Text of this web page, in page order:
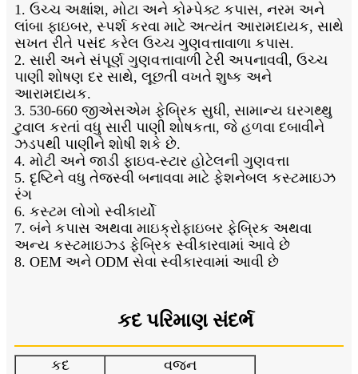
1. ઉચ્ચ અક્ષાંશ, મોટા અને કોમ્પેક્ટ કપાસ, નરમ અને
લાંબા ફાઇબર, સ્પર્શ કરવા માટે અત્યંત આરામદાયક, સાથે
સખત રીતે પસંદ કરેલ ઉચ્ચ ગુણવત્તાવાળા કપાસ.
2. સારી અને સંપૂર્ણ ગુણવત્તાવાળી ટેરી અપનાવવી, ઉચ્ચ
પાણી શોષણ દર સાથે, લૂછતી વખતે શુષ્ક અને
આરામદાયક.
3. 530-660 જીએસએમ ફેબ્રિક સુધી, સામાન્ય ઘરગથ્થુ
ટુવાલ કરતાં વધુ સારી પાણી શોષકતા, જે હળવા દબાવીને
ઝડપથી પાણીને શોષી શકે છે.
4. મોટી અને જાડી ફાઇવ-સ્ટાર હોટેલની ગુણવત્તા
5. દૃષ્ટિને વધુ તેજસ્વી બનાવવા માટે ફેશનેબલ કસ્ટમાઇઝ
રંગ
6. કસ્ટમ લોગો સ્વીકાર્યો
7. બંને કપાસ અથવા માઇક્રોફાઇબર ફેબ્રિક અથવા
અન્ય કસ્ટમાઇઝ્ડ ફેબ્રિક સ્વીકારવામાં આવે છે
8. OEM અને ODM સેવા સ્વીકારવામાં આવી છે
કદ પરિમાણ સંદર્ભ
કદ
વજન